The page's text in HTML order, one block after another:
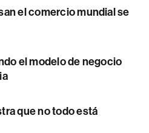
el comercio mundial se
el modelo de negocio
que no todo está